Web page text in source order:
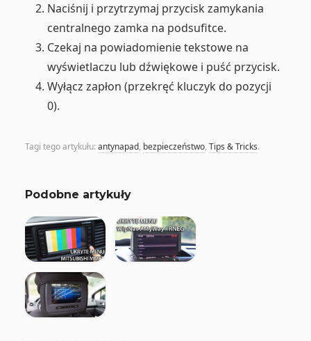
Naciśnij i przytrzymaj przycisk zamykania
centralnego zamka na podsufitce.
Czekaj na powiadomienie tekstowe na
wyświetlaczu lub dźwiękowe i puść przycisk.
Wyłącz zapłon (przekręć kluczyk do pozycji
0).
Tagi tego artykułu: antynapad, bezpieczeństwo, Tips & Tricks.
Podobne artykuły